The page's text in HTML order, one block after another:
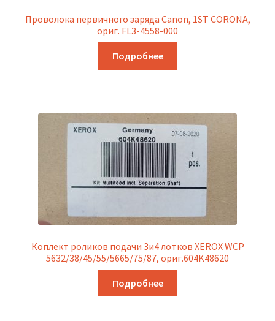
Проволока первичного заряда Canon, 1ST CORONA,
ориг. FL3-4558-000
Подробнее
Коплект роликов подачи 3и4 лотков XEROX WCP
5632/38/45/55/5665/75/87, ориг.604K48620
Подробнее